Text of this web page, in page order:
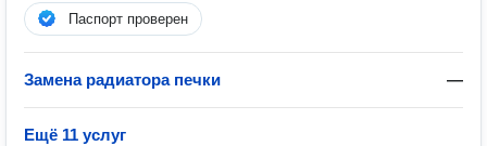
Паспорт проверен
Замена радиатора печки —
Ещё 11 услуг